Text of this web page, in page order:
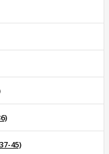
45)